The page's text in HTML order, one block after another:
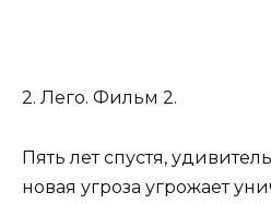
2. Лего. Фильм 2.
Пять лет спустя,
новая угроза угрожает